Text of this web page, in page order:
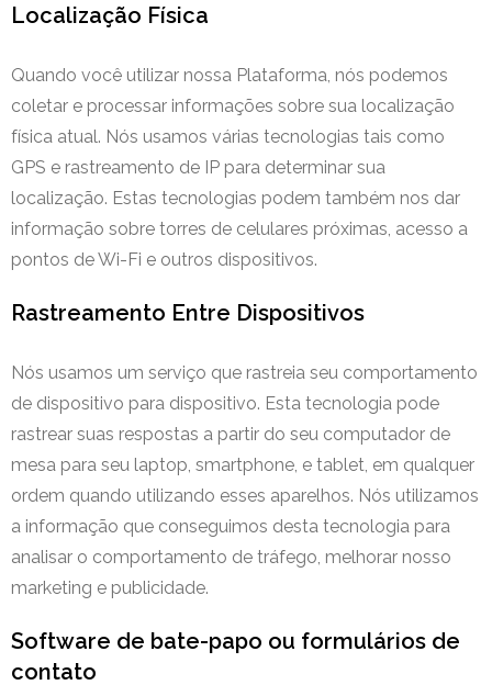
Localização Física
Quando você utilizar nossa Plataforma, nós podemos
coletar e processar informações sobre sua localização
física atual. Nós usamos várias tecnologias tais como
GPS e rastreamento de IP para determinar sua
localização. Estas tecnologias podem também nos dar
informação sobre torres de celulares próximas, acesso a
pontos de Wi-Fi e outros dispositivos.
Rastreamento Entre Dispositivos
Nós usamos um serviço que rastreia seu comportamento
de dispositivo para dispositivo. Esta tecnologia pode
rastrear suas respostas a partir do seu computador de
mesa para seu laptop, smartphone, e tablet, em qualquer
ordem quando utilizando esses aparelhos. Nós utilizamos
a informação que conseguimos desta tecnologia para
analisar o comportamento de tráfego, melhorar nosso
marketing e publicidade.
Software de bate-papo ou formulários de
contato